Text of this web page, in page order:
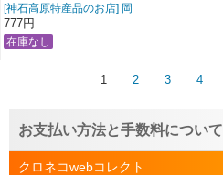
[神石高原特産品のお店] 岡
山県産とうがらし15g 3
袋入り 送料無料
777円
1 2 3 4
お支払い方法と手数料について
クロネコwebコレクト